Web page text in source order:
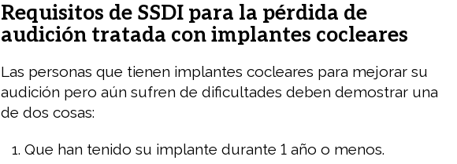
Requisitos de SSDI para la pérdida de
audición tratada con implantes cocleares
Las personas que tienen implantes cocleares para mejorar su
audición pero aún sufren de dificultades deben demostrar una
de dos cosas:
Que han tenido su implante durante 1 año o menos.